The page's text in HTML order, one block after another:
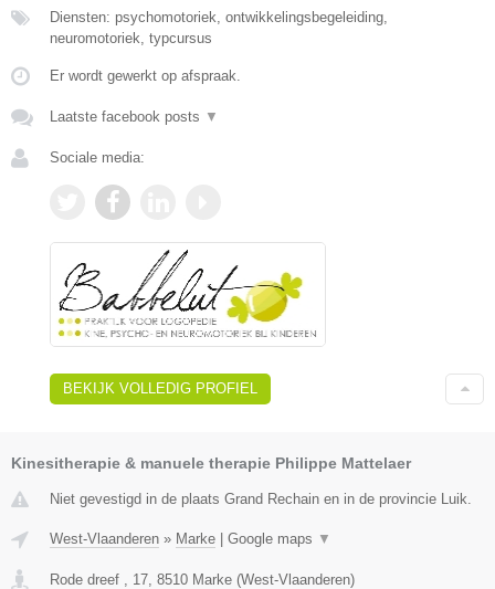
Diensten: psychomotoriek, ontwikkelingsbegeleiding,
neuromotoriek, typcursus
Er wordt gewerkt op afspraak.
Laatste facebook posts ▼
Sociale media:
BEKIJK VOLLEDIG PROFIEL
Kinesitherapie & manuele therapie Philippe Mattelaer
Niet gevestigd in de plaats Grand Rechain en in de provincie Luik.
West-Vlaanderen » Marke | Google maps ▼
Rode dreef , 17 8510 Marke (West-Vlaanderen)